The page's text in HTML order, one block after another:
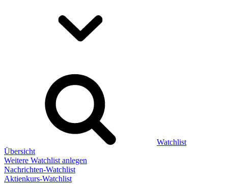
Watchlist
Übersicht
Weitere Watchlist anlegen
Nachrichten-Watchlist
Aktienkurs-Watchlist